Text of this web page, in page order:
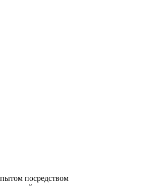
посредством